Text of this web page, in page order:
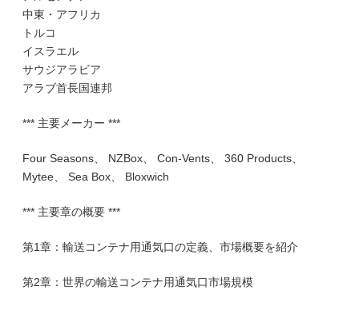
中東・アフリカ
トルコ
イスラエル
サウジアラビア
アラブ首長国連邦
*** 主要メーカー ***
Four Seasons、 NZBox、 Con-Vents、 360 Products、
Mytee、 Sea Box、 Bloxwich
*** 主要章の概要 ***
第1章：輸送コンテナ用通気口の定義、市場概要を紹介
第2章：世界の輸送コンテナ用通気口市場規模